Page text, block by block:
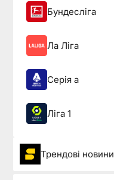
Бундесліга
Ла Ліга
Серія а
Ліга 1
Трендові новини